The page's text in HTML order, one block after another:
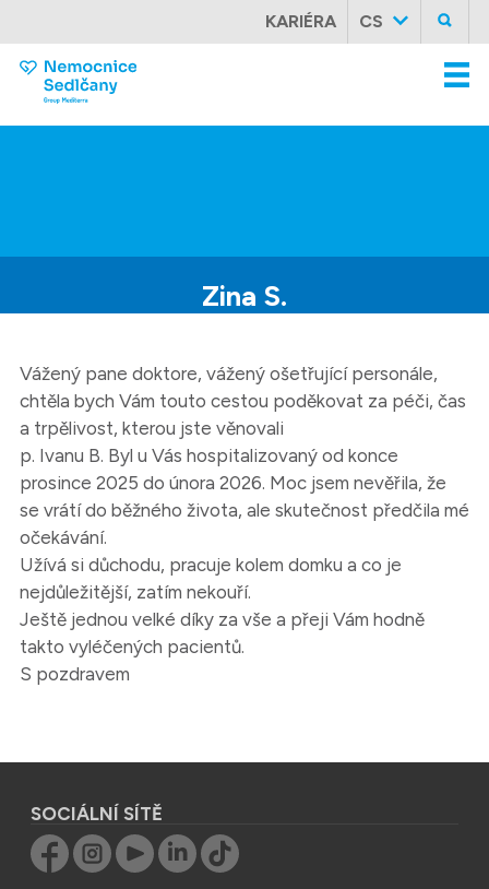
KARIÉRA CS
Zina S.
Vážený pane doktore, vážený ošetřující personále,
chtěla bych Vám touto cestou poděkovat za péči, čas
a trpělivost, kterou jste věnovali
p. Ivanu B. Byl u Vás hospitalizovaný od konce
prosince 2025 do února 2026. Moc jsem nevěřila, že
se vrátí do běžného života, ale skutečnost předčila mé
očekávání.
Užívá si důchodu, pracuje kolem domku a co je
nejdůležitější, zatím nekouří.
Ještě jednou velké díky za vše a přeji Vám hodně
takto vyléčených pacientů.
S pozdravem
SOCIÁLNÍ SÍTĚ